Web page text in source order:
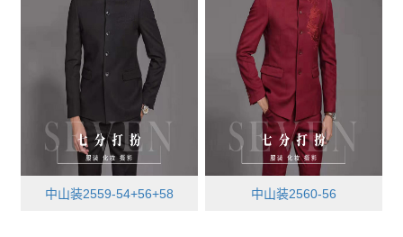
中山装2559-54+56+58 中山装2560-56